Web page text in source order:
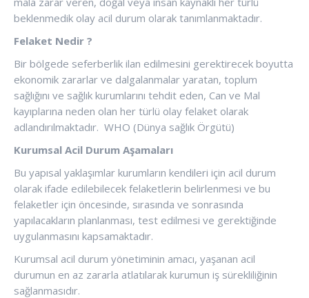
beklenmedik olay acil durum olarak tanımlanmaktadır.
Felaket Nedir ?
Bir bölgede seferberlik ilan edilmesini gerektirecek boyutta
ekonomik zararlar ve dalgalanmalar yaratan, toplum
sağlığını ve sağlık kurumlarını tehdit eden, Can ve Mal
kayıplarına neden olan her türlü olay felaket olarak
adlandırılmaktadır. WHO (Dünya sağlık Örgütü)
Kurumsal Acil Durum Aşamaları
Bu yapısal yaklaşımlar kurumların kendileri için acil durum
olarak ifade edilebilecek felaketlerin belirlenmesi ve bu
felaketler için öncesinde, sırasında ve sonrasında
yapılacakların planlanması, test edilmesi ve gerektiğinde
uygulanmasını kapsamaktadır.
Kurumsal acil durum yönetiminin amacı, yaşanan acil
durumun en az zararla atlatılarak kurumun iş sürekliliğinin
sağlanmasıdır.